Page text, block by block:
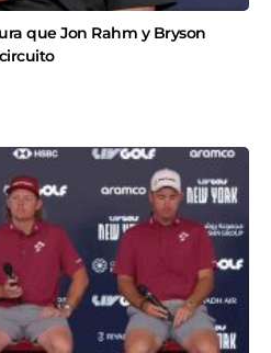
que Jon Rahm y Bryson